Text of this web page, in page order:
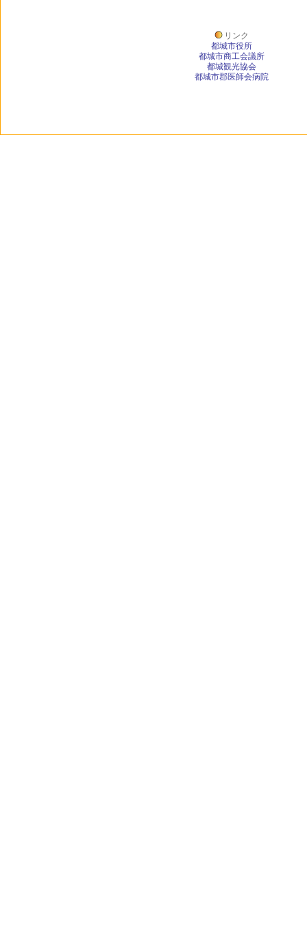
リンク
都城市役所
都城市商工会議所
都城観光協会
都城市郡医師会病院